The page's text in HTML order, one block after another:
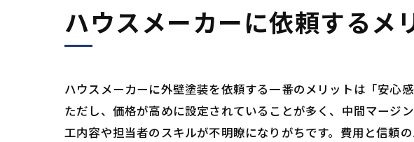
専門業者な
外壁塗装専
【ハウスメーカ
外壁塗装の
外壁塗装の
ハウスメーカーに依頼するメ
ハウスメーカーに外壁塗装を依頼する一番のメリットは「安心
ただし、価格が高めに設定されていることが多く、中間マージ
工内容や担当者のスキルが不明瞭になりがちです。費用と信頼